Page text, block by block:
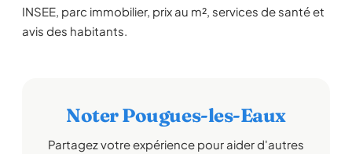
INSEE, parc immobilier, prix au m², services de santé et
avis des habitants.
Noter Pougues-les-Eaux
Partagez votre expérience pour aider d'autres